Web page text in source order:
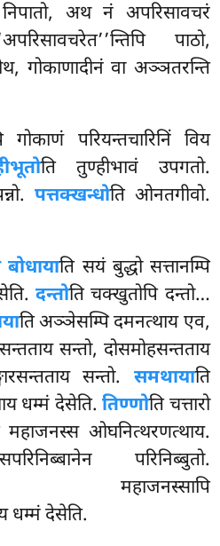
अथ नं अपरिसावचरं
पाठो,
गोकाणादीनं वा अञ्ञतरन्ति
गोकाणं परियन्तचारिनिं विय
ति तुण्हीभावं उपगतो.
पत्तक्खन्धोति ओनतगीवो.
ति सयं बुद्धो सत्तानम्पि
दन्तोति चक्खुतोपि दन्तो…
ति अञ्ञेसम्पि दमनत्थाय एव,
सन्तो, दोसमोहसन्तताय
सन्तो. समथायाति
धम्मं देसेति.तिण्णोति चत्तारो
महाजनस्स ओघनित्थरणत्थाय.
परिनिब्बुतो.
धम्मं देसेति.